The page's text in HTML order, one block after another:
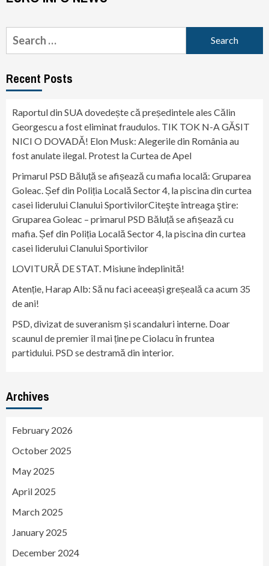
Search
for:
Recent Posts
Raportul din SUA dovedește că președintele ales Călin
Georgescu a fost eliminat fraudulos. TIK TOK N-A GĂSIT
NICI O DOVADĂ! Elon Musk: Alegerile din România au
fost anulate ilegal. Protest la Curtea de Apel
Primarul PSD Băluță se afișează cu mafia locală: Gruparea
Goleac. Șef din Poliția Locală Sector 4, la piscina din curtea
casei liderului Clanului SportivilorCiteşte întreaga ştire:
Gruparea Goleac – primarul PSD Băluță se afișează cu
mafia. Șef din Poliția Locală Sector 4, la piscina din curtea
casei liderului Clanului Sportivilor
LOVITURĂ DE STAT. Misiune îndeplinită!
Atenție, Harap Alb: Să nu faci aceeași greșeală ca acum 35
de ani!
PSD, divizat de suveranism și scandaluri interne. Doar
scaunul de premier îl mai ține pe Ciolacu în fruntea
partidului. PSD se destramă din interior.
Archives
February 2026
October 2025
May 2025
April 2025
March 2025
January 2025
December 2024